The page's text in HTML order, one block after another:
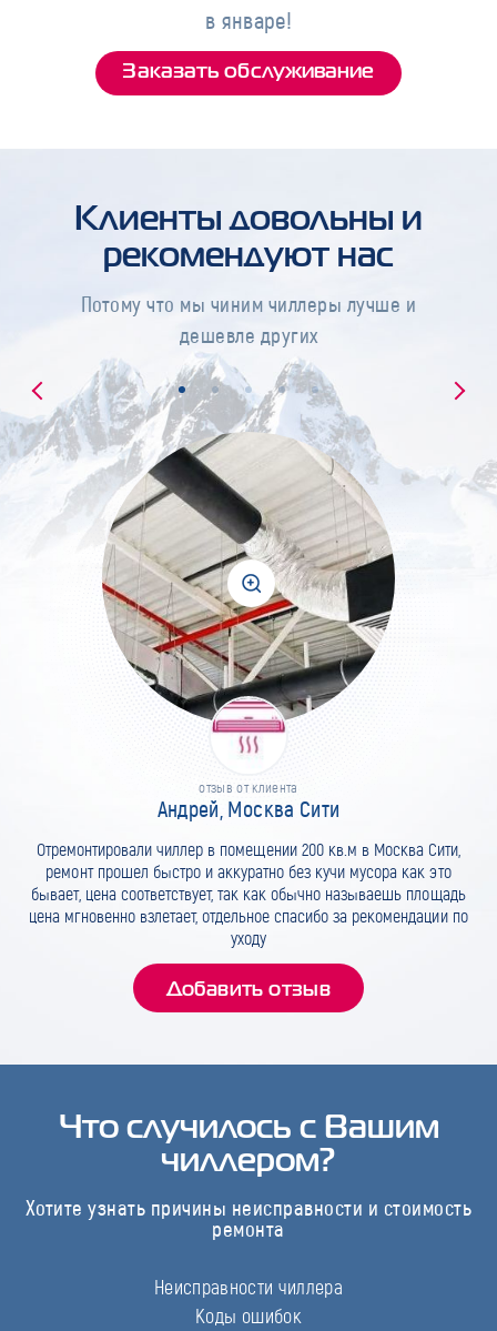
в январе!
Заказать обслуживание
Клиенты довольны и
рекомендуют нас
Потому что мы чиним чиллеры лучше и
дешевле других
отзыв от клиента
Андрей, Москва Сити
Отремонтировали чиллер в помещении 200 кв.м в Москва Сити,
ремонт прошел быстро и аккуратно без кучи мусора как это
бывает, цена соответствует, так как обычно называешь площадь
цена мгновенно взлетает, отдельное спасибо за рекомендации по
уходу
Добавить отзыв
Что случилось с Вашим
чиллером?
Хотите узнать причины неисправности и стоимость
ремонта
Неисправности чиллера
Коды ошибок